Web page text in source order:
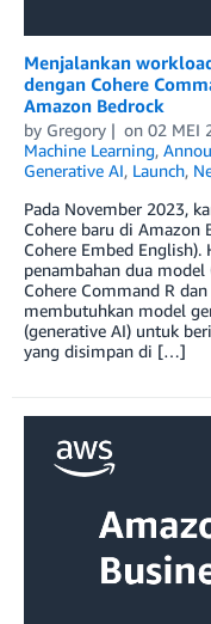
Menjalankan
dengan Cohere
Amazon Bedrock
by Gregory on 02 MEI
Machine Learning,
Generative AI, Launch,
Pada November 2023,
Cohere baru di Amazon
Cohere Embed
penambahan dua
Cohere Command R
membutuhkan model
(generative AI) untuk
yang disimpan di […]